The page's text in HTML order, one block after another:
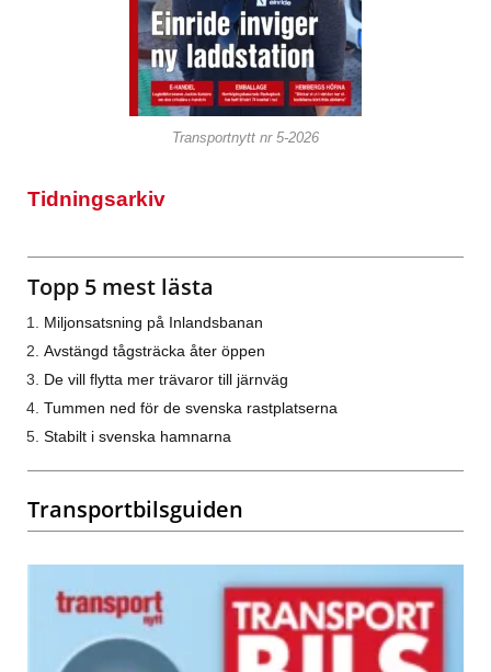
Transportnytt nr 5-2026
Tidningsarkiv
Topp 5 mest lästa
Miljonsatsning på Inlandsbanan
Avstängd tågsträcka åter öppen
De vill flytta mer trävaror till järnväg
Tummen ned för de svenska rastplatserna
Stabilt i svenska hamnarna
Transportbilsguiden